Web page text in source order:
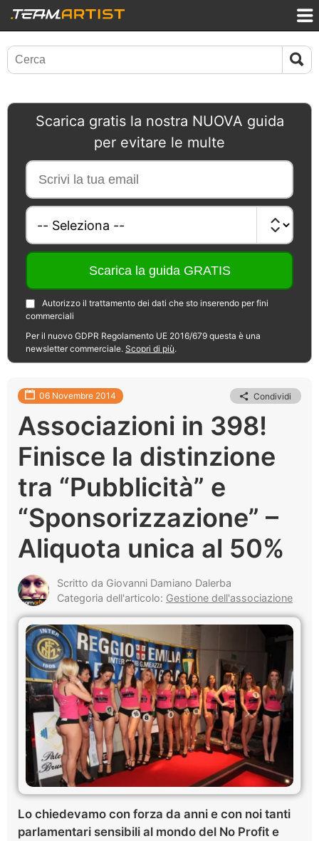
Scarica gratis la nostra NUOVA guida
per evitare le multe
Autorizzo il trattamento dei dati che sto inserendo per fini
commerciali
Per il nuovo GDPR Regolamento UE 2016/679 questa è una
newsletter commerciale. Scopri di più.
06 Novembre 2014 Condividi
Associazioni in 398!
Finisce la distinzione
tra “Pubblicità” e
“Sponsorizzazione” –
Aliquota unica al 50%
Scritto da Giovanni Damiano Dalerba
Categoria dell'articolo: Gestione dell'associazione
Lo chiedevamo con forza da anni e con noi tanti
parlamentari sensibili al mondo del No Profit e